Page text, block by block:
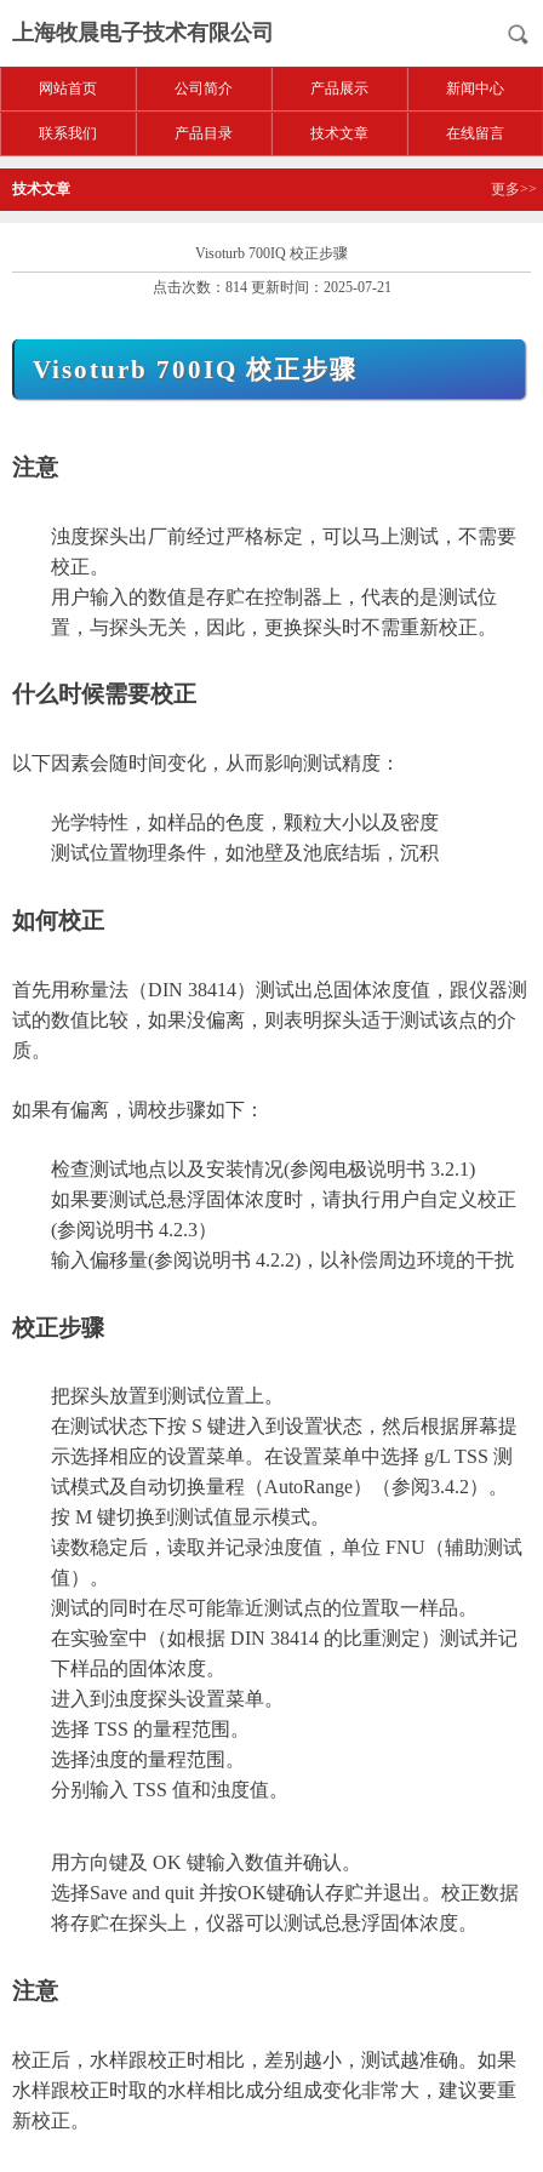
上海牧晨电子技术有限公司
网站首页 公司简介 产品展示 新闻中心
联系我们 产品目录 技术文章 在线留言
技术文章 更多>>
Visoturb 700IQ 校正步骤
点击次数：814 更新时间：2025-07-21
Visoturb 700IQ 校正步骤
注意
浊度探头出厂前经过严格标定，可以马上测试，不需要
校正。
用户输入的数值是存贮在控制器上，代表的是测试位
置，与探头无关，因此，更换探头时不需重新校正。
什么时候需要校正
以下因素会随时间变化，从而影响测试精度：
光学特性，如样品的色度，颗粒大小以及密度
测试位置物理条件，如池壁及池底结垢，沉积
如何校正
首先用称量法（DIN 38414）测试出总固体浓度值，跟仪器测
试的数值比较，如果没偏离，则表明探头适于测试该点的介
质。
如果有偏离，调校步骤如下：
检查测试地点以及安装情况(参阅电极说明书 3.2.1)
如果要测试总悬浮固体浓度时，请执行用户自定义校正
(参阅说明书 4.2.3）
输入偏移量(参阅说明书 4.2.2)，以补偿周边环境的干扰
校正步骤
把探头放置到测试位置上。
在测试状态下按 S 键进入到设置状态，然后根据屏幕提
示选择相应的设置菜单。在设置菜单中选择 g/L TSS 测
试模式及自动切换量程（AutoRange）（参阅3.4.2）。
按 M 键切换到测试值显示模式。
读数稳定后，读取并记录浊度值，单位 FNU（辅助测试
值）。
测试的同时在尽可能靠近测试点的位置取一样品。
在实验室中（如根据 DIN 38414 的比重测定）测试并记
下样品的固体浓度。
进入到浊度探头设置菜单。
选择 TSS 的量程范围。
选择浊度的量程范围。
分别输入 TSS 值和浊度值。
用方向键及 OK 键输入数值并确认。
选择Save and quit 并按OK键确认存贮并退出。校正数据
将存贮在探头上，仪器可以测试总悬浮固体浓度。
注意
校正后，水样跟校正时相比，差别越小，测试越准确。如果
水样跟校正时取的水样相比成分组成变化非常大，建议要重
新校正。